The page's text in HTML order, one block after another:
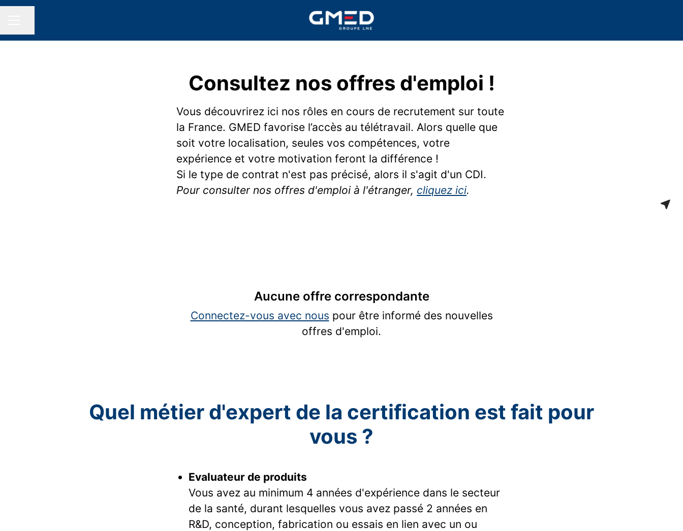
Consultez nos offres d'emploi !
Vous découvrirez ici nos rôles en cours de recrutement sur toute
la France. GMED favorise l’accès au télétravail. Alors quelle que
soit votre localisation, seules vos compétences, votre
expérience et votre motivation feront la différence !
Si le type de contrat n'est pas précisé, alors il s'agit d'un CDI.
Pour consulter nos offres d'emploi à l'étranger, cliquez ici.
Aucune offre correspondante
Connectez-vous avec nous pour être informé des nouvelles
offres d'emploi.
Quel métier d'expert de la certification est fait pour
vous ?
Evaluateur de produits
Vous avez au minimum 4 années d'expérience dans le secteur
de la santé, durant lesquelles vous avez passé 2 années en
R&D, conception, fabrication ou essais en lien avec un ou